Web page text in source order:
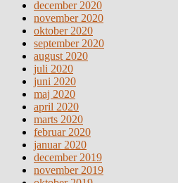
december 2020
november 2020
oktober 2020
september 2020
august 2020
juli 2020
juni 2020
maj 2020
april 2020
marts 2020
februar 2020
januar 2020
december 2019
november 2019